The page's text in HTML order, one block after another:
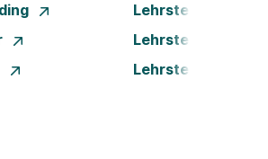
Lehrstellen Linz
Lehrstellen Traun
Lehrstellen